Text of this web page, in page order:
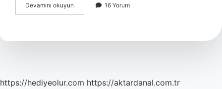
Devamını okuyun Bilinçaltı
hangi
ait
16 Yorum
https://hediyeolur.com https://aktardanal.com.tr